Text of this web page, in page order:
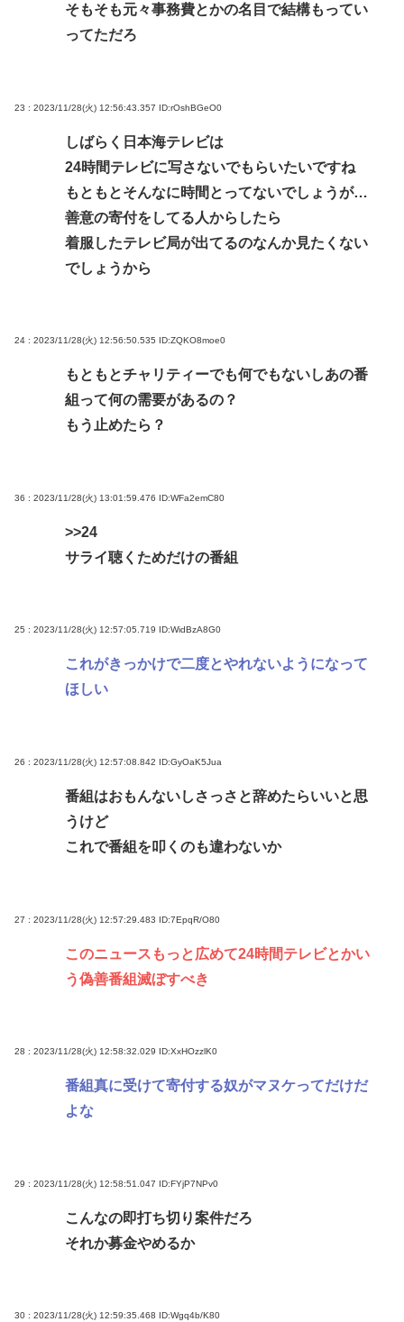
そもそも元々事務費とかの名目で結構もってい
ってただろ
23 : 2023/11/28(火) 12:56:43.357 ID:rOshBGeO0
しばらく日本海テレビは
24時間テレビに写さないでもらいたいですね
もともとそんなに時間とってないでしょうが…
善意の寄付をしてる人からしたら
着服したテレビ局が出てるのなんか見たくない
でしょうから
24 : 2023/11/28(火) 12:56:50.535 ID:ZQKO8moe0
もともとチャリティーでも何でもないしあの番
組って何の需要があるの？
もう止めたら？
36 : 2023/11/28(火) 13:01:59.476 ID:WFa2emC80
>>24
サライ聴くためだけの番組
25 : 2023/11/28(火) 12:57:05.719 ID:WidBzA8G0
これがきっかけで二度とやれないようになって
ほしい
26 : 2023/11/28(火) 12:57:08.842 ID:GyOaK5Jua
番組はおもんないしさっさと辞めたらいいと思
うけど
これで番組を叩くのも違わないか
27 : 2023/11/28(火) 12:57:29.483 ID:7EpqR/O80
このニュースもっと広めて24時間テレビとかい
う偽善番組滅ぼすべき
28 : 2023/11/28(火) 12:58:32.029 ID:XxHOzzlK0
番組真に受けて寄付する奴がマヌケってだけだ
よな
29 : 2023/11/28(火) 12:58:51.047 ID:FYjP7NPv0
こんなの即打ち切り案件だろ
それか募金やめるか
30 : 2023/11/28(火) 12:59:35.468 ID:Wgq4b/K80